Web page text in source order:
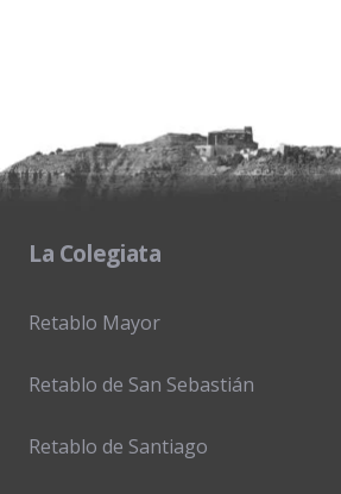
La Colegiata
Retablo Mayor
Retablo de San Sebastián
Retablo de Santiago